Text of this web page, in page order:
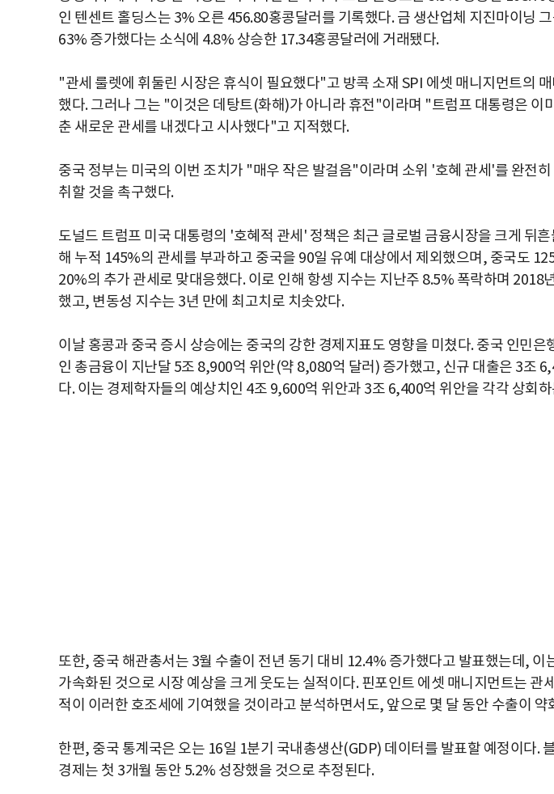
인 텐센트 홀딩스는 3% 오른 456.80홍콩달러를 기록했다. 금 생산업체 지진마이닝
63% 증가했다는 소식에 4.8% 상승한 17.34홍콩달러에 거래됐다.
"관세 룰렛에 휘둘린 시장은 휴식이 필요했다"고 방콕 소재 SPI 에셋 매니지먼트의
했다. 그러나 그는 "이것은 데탕트(화해)가 아니라 휴전"이라며 "트럼프 대통령은 이
춘 새로운 관세를 내겠다고 시사했다"고 지적했다.
중국 정부는 미국의 이번 조치가 "매우 작은 발걸음"이라며 소위 '호혜 관세'를 완전
취할 것을 촉구했다.
도널드 트럼프 미국 대통령의 '호혜적 관세' 정책은 최근 글로벌 금융시장을 크게 뒤
해 누적 145%의 관세를 부과하고 중국을 90일 유예 대상에서 제외했으며, 중국도
20%의 추가 관세로 맞대응했다. 이로 인해 항셍 지수는 지난주 8.5% 폭락하며 2018
했고, 변동성 지수는 3년 만에 최고치로 치솟았다.
이날 홍콩과 중국 증시 상승에는 중국의 강한 경제지표도 영향을 미쳤다. 중국 인민
인 총금융이 지난달 5조 8,900억 위안(약 8,080억 달러) 증가했고, 신규 대출은 3조
다. 이는 경제학자들의 예상치인 4조 9,600억 위안과 3조 6,400억 위안을 각각 상회
또한, 중국 해관총서는 3월 수출이 전년 동기 대비 12.4% 증가했다고 발표했는데, 이
가속화된 것으로 시장 예상을 크게 웃도는 실적이다. 핀포인트 에셋 매니지먼트는 관
적이 이러한 호조세에 기여했을 것이라고 분석하면서도, 앞으로 몇 달 동안 수출이 약
한편, 중국 통계국은 오는 16일 1분기 국내총생산(GDP) 데이터를 발표할 예정이다.
경제는 첫 3개월 동안 5.2% 성장했을 것으로 추정된다.